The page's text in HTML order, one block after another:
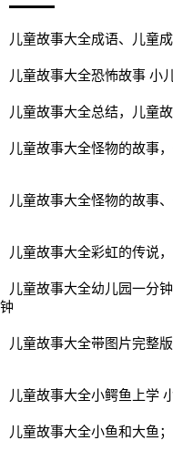
儿童故事大全成语、儿童
儿童故事大全恐怖故事 小
儿童故事大全总结，儿童
儿童故事大全怪物的故事
儿童故事大全怪物的故事
儿童故事大全彩虹的传说
儿童故事大全幼儿园一分
钟
儿童故事大全带图片完整
儿童故事大全小鳄鱼上学
儿童故事大全小鱼和大鱼